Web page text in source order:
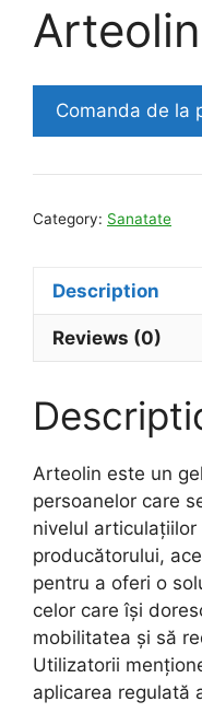
Arteolin
Comanda de la
Category: Sanatate
Description
Reviews (0)
Arteolin este un
persoanelor care
nivelul
producătorului,
pentru a oferi o
celor care își
mobilitatea și să
Utilizatorii
aplicarea regulată